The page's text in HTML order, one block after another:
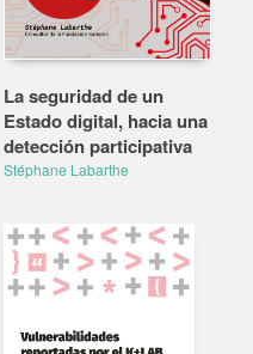
La seguridad de un
Estado digital, hacia una
detección participativa
Stéphane Labarthe